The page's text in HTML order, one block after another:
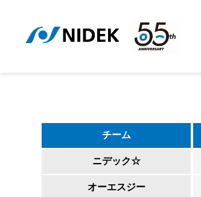
チーム
ニデック☆
オーエスジー